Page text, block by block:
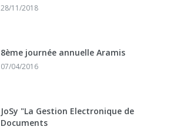
28/11/2018
8ème journée annuelle Aramis
07/04/2016
JoSy "La Gestion Electronique de
Documents